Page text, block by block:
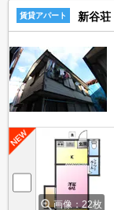
賃貸アパート 新谷荘
画像：22枚